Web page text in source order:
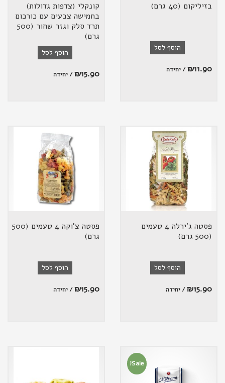
בזיליקום (40 גרם)
הוסף לסל
₪11.90 / יחידה
קונקלי (צדפות גדולות)
בחמישה צבעים עם כורכום
תרד סלק וגזר שחור (500
גרם)
הוסף לסל
₪15.90 / יחידה
פסטה ג'ירלה 4 טעמים
(500 גרם)
הוסף לסל
₪15.90 / יחידה
פסטה צ'וקה 4 טעמים (500
גרם)
הוסף לסל
₪15.90 / יחידה
Sale!